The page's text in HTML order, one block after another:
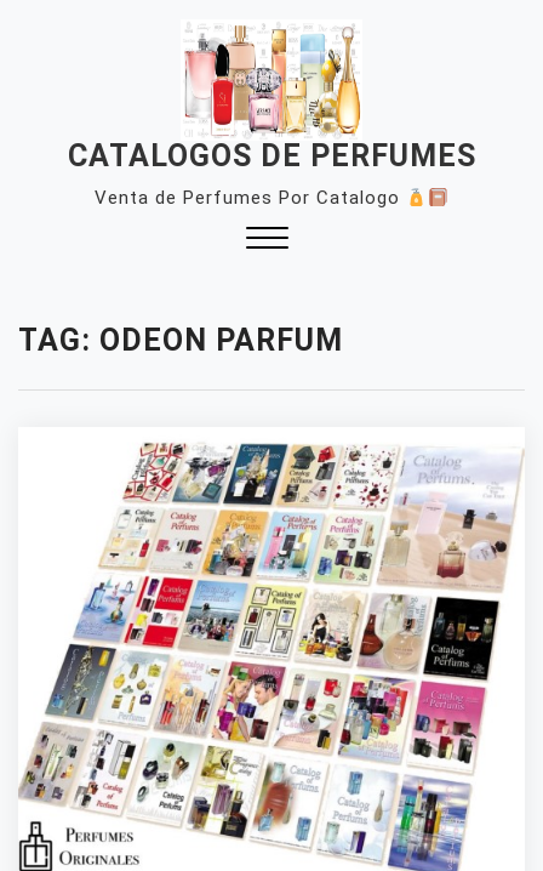
CATALOGOS DE PERFUMES
Venta de Perfumes Por Catalogo
TAG: ODEON PARFUM